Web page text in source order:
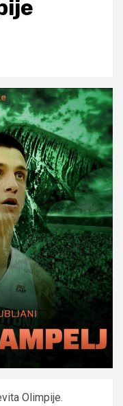
Olimpije.